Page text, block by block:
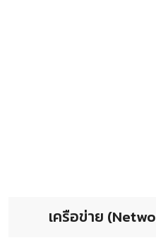
เครือข่าย